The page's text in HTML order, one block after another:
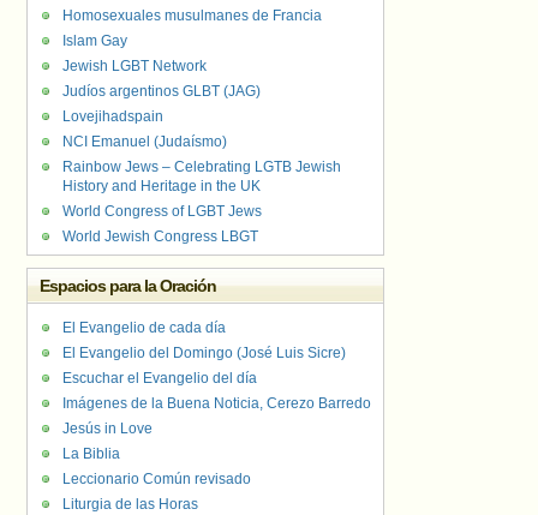
Homosexuales musulmanes de Francia
Islam Gay
Jewish LGBT Network
Judíos argentinos GLBT (JAG)
Lovejihadspain
NCI Emanuel (Judaísmo)
Rainbow Jews – Celebrating LGTB Jewish
History and Heritage in the UK
World Congress of LGBT Jews
World Jewish Congress LBGT
Espacios para la Oración
El Evangelio de cada día
El Evangelio del Domingo (José Luis Sicre)
Escuchar el Evangelio del día
Imágenes de la Buena Noticia, Cerezo Barredo
Jesús in Love
La Biblia
Leccionario Común revisado
Liturgia de las Horas